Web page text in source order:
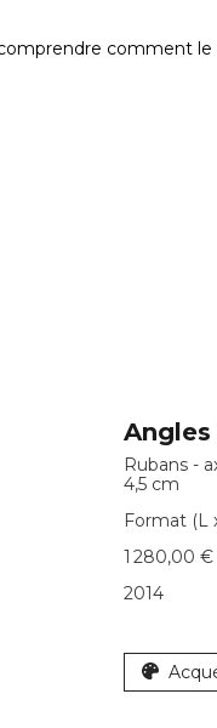
comment
Angles
Rubans -
4,5 cm
Format (L
1 280,00 €
2014